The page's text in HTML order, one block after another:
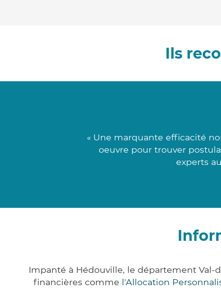
Ils
« Une marquante efficacité
oeuvre pour trouver
experts
Impanté à Hédouville, le département Val-
financières comme l'Allocation